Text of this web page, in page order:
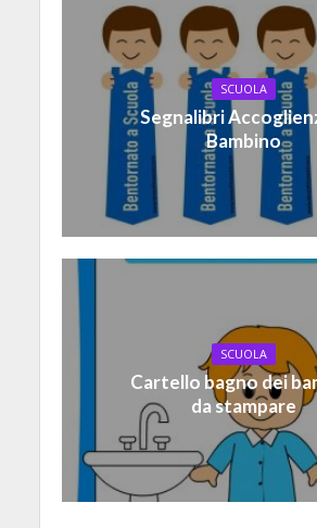
SCUOLA
Segnalibri
Bambino
SCUOLA
Cartello bagno dei
da stampare